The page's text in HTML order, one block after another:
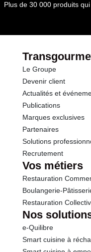
Plus de 30 000 produits
Le Groupe
Devenir client
Actualités et
Publications
Marques exclusives
Partenaires
Solutions
Recrutement
Vos métiers
Restauration
Boulangerie-
Restauration
Nos
e-Quilibre
Smart cuisine à